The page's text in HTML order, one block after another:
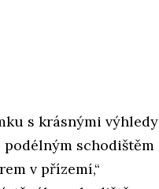
s krásnými výhledy
schodištěm
v přízemí,“